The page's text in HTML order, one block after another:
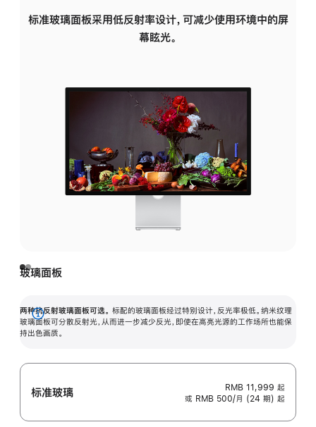
标准玻璃面板采用低反射率设计，可减少使用环境中的屏
幕眩光。
玻璃面板
两种抗反射玻璃面板可选。 标配的玻璃面板经过特别设计，反光率极低。纳米纹理
玻璃面板可分散反射光，从而进一步减少反光，即使在高亮光源的工作场所也能保
持出色画质。
展
开
标准玻璃 RMB 11,999 起
或 RMB 500/月 (24 期) 起